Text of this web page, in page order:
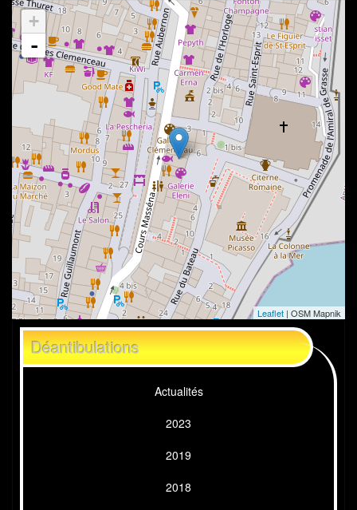
+
-
Leaflet | OSM Mapnik
Déantibulations
Actualités
2023
2019
2018